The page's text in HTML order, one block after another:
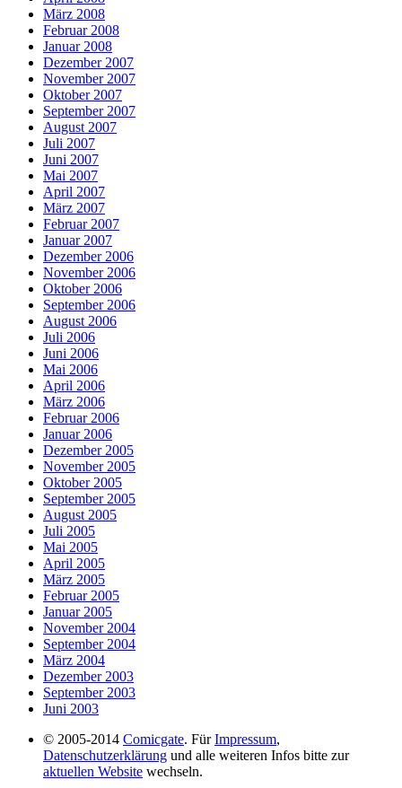
März 2008
Februar 2008
Januar 2008
Dezember 2007
November 2007
Oktober 2007
September 2007
August 2007
Juli 2007
Juni 2007
Mai 2007
April 2007
März 2007
Februar 2007
Januar 2007
Dezember 2006
November 2006
Oktober 2006
September 2006
August 2006
Juli 2006
Juni 2006
Mai 2006
April 2006
März 2006
Februar 2006
Januar 2006
Dezember 2005
November 2005
Oktober 2005
September 2005
August 2005
Juli 2005
Mai 2005
April 2005
März 2005
Februar 2005
Januar 2005
November 2004
September 2004
März 2004
Dezember 2003
September 2003
Juni 2003
© 2005-2014 Comicgate. FürImpressum,
Datenschutzerklärung und alle weiteren Infos bitte zur
aktuellen Website wechseln.